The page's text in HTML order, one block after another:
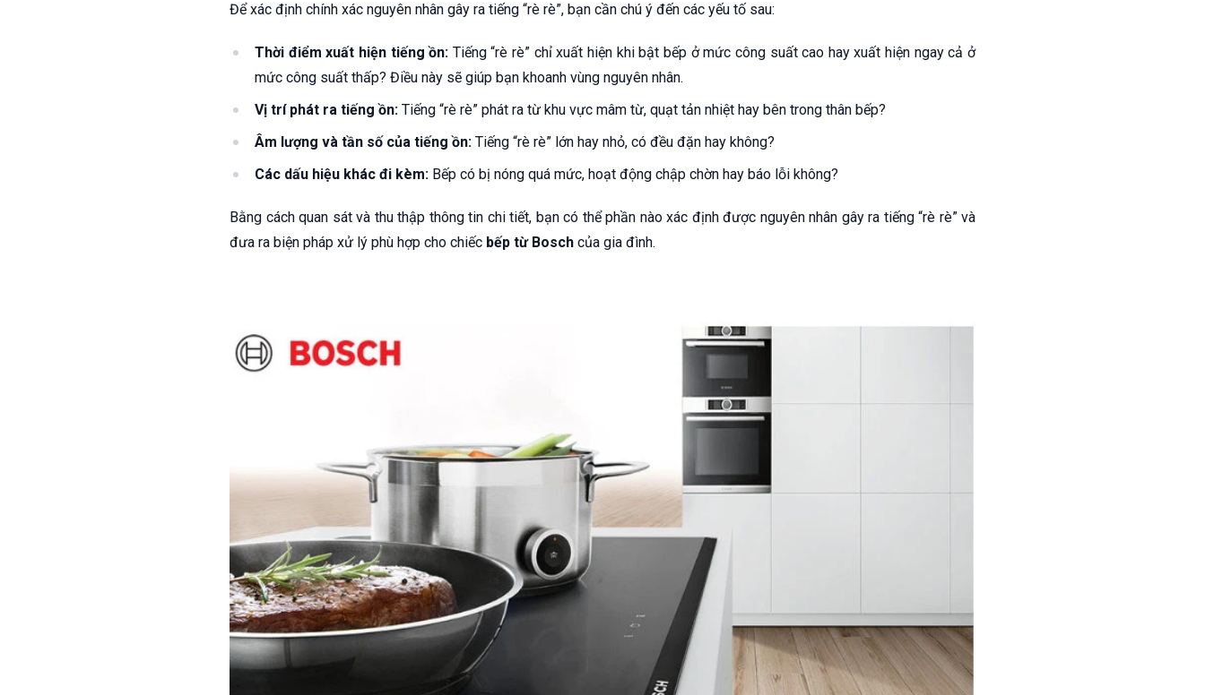
Để xác định chính xác nguyên nhân gây ra tiếng “rè rè”, bạn cần chú ý đến các yếu tố sau:
Thời điểm xuất hiện tiếng ồn: Tiếng “rè rè” chỉ xuất hiện khi bật bếp ở mức công suất cao hay xuất hiện ngay cả ở
mức công suất thấp? Điều này sẽ giúp bạn khoanh vùng nguyên nhân.
Vị trí phát ra tiếng ồn: Tiếng “rè rè” phát ra từ khu vực mâm từ, quạt tản nhiệt hay bên trong thân bếp?
Âm lượng và tần số của tiếng ồn: Tiếng “rè rè” lớn hay nhỏ, có đều đặn hay không?
Các dấu hiệu khác đi kèm: Bếp có bị nóng quá mức, hoạt động chập chờn hay báo lỗi không?
Bằng cách quan sát và thu thập thông tin chi tiết, bạn có thể phần nào xác định được nguyên nhân gây ra tiếng “rè rè” và
đưa ra biện pháp xử lý phù hợp cho chiếc bếp từ Bosch của gia đình.